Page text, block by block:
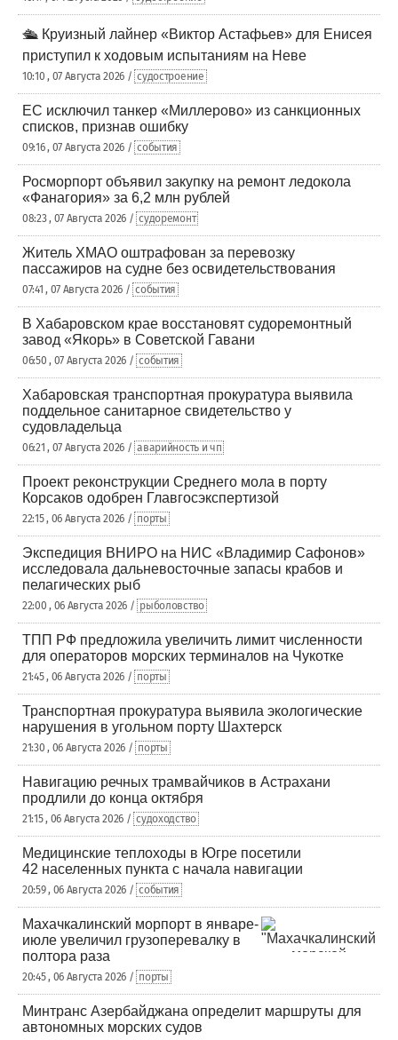
🛳️ Круизный лайнер «Виктор Астафьев» для Енисея
приступил к ходовым испытаниям на Неве
10:10 , 07 Августа 2026 / судостроение
ЕС исключил танкер «Миллерово» из санкционных
списков, признав ошибку
09:16 , 07 Августа 2026 / события
Росморпорт объявил закупку на ремонт ледокола
«Фанагория» за 6,2 млн рублей
08:23 , 07 Августа 2026 / судоремонт
Житель ХМАО оштрафован за перевозку
пассажиров на судне без освидетельствования
07:41 , 07 Августа 2026 / события
В Хабаровском крае восстановят судоремонтный
завод «Якорь» в Советской Гавани
06:50 , 07 Августа 2026 / события
Хабаровская транспортная прокуратура выявила
поддельное санитарное свидетельство у
судовладельца
06:21 , 07 Августа 2026 / аварийность и чп
Проект реконструкции Среднего мола в порту
Корсаков одобрен Главгосэкспертизой
22:15 , 06 Августа 2026 / порты
Экспедиция ВНИРО на НИС «Владимир Сафонов»
исследовала дальневосточные запасы крабов и
пелагических рыб
22:00 , 06 Августа 2026 / рыболовство
ТПП РФ предложила увеличить лимит численности
для операторов морских терминалов на Чукотке
21:45 , 06 Августа 2026 / порты
Транспортная прокуратура выявила экологические
нарушения в угольном порту Шахтерск
21:30 , 06 Августа 2026 / порты
Навигацию речных трамвайчиков в Астрахани
продлили до конца октября
21:15 , 06 Августа 2026 / судоходство
Медицинские теплоходы в Югре посетили
42 населенных пункта с начала навигации
20:59 , 06 Августа 2026 / события
Махачкалинский морпорт в январе-
июле увеличил грузоперевалку в
полтора раза
20:45 , 06 Августа 2026 / порты
Минтранс Азербайджана определит маршруты для
автономных морских судов